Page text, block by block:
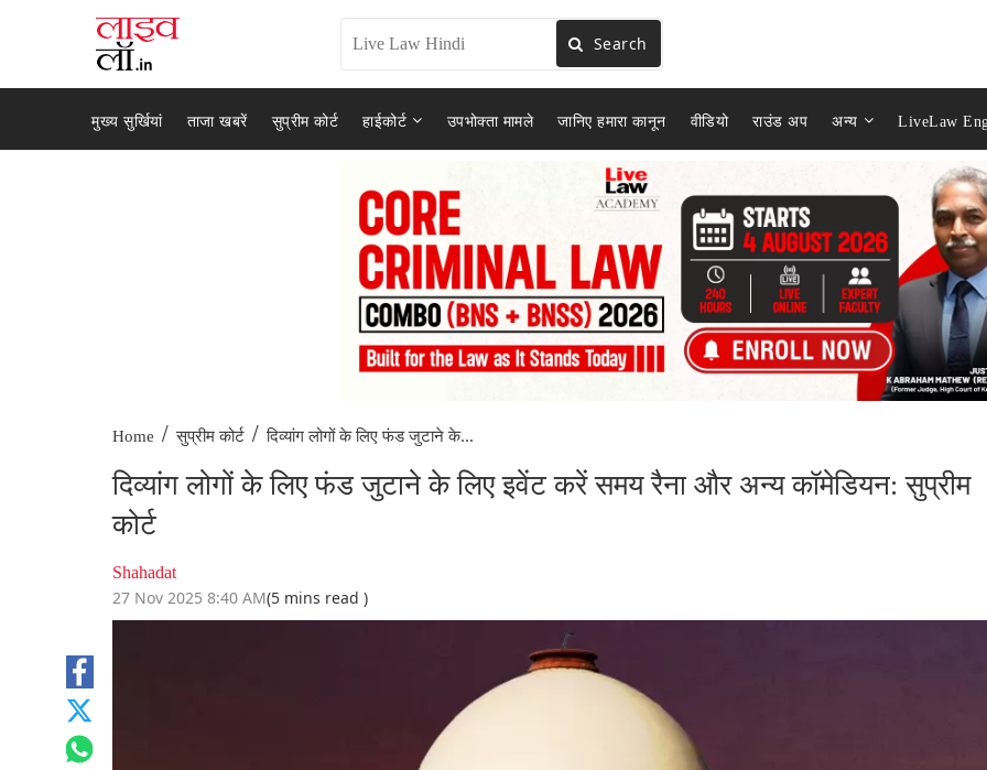
Search
मुख्य सुर्खियां ताजा खबरें सुप्रीम कोर्ट हाईकोर्ट उपभोक्ता मामले जानिए हमारा कानून वीडियो राउंड अप अन्य LiveLaw
Home / सुप्रीम कोर्ट / दिव्यांग लोगों के लिए फंड जुटाने के...
दिव्यांग लोगों के लिए फंड जुटाने के लिए इवेंट करें समय रैना और अन्य कॉमेडियन: सुप्रीम
कोर्ट
Shahadat
27 Nov 2025 8:40 AM(5 mins read )